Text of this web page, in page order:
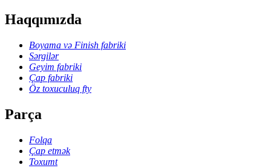
Haqqımızda
Boyama və Finish fabriki
Sərgilər
Geyim fabriki
Çap fabriki
Öz toxuculuq fty
Parça
Folqa
Çap etmək
Toxumt